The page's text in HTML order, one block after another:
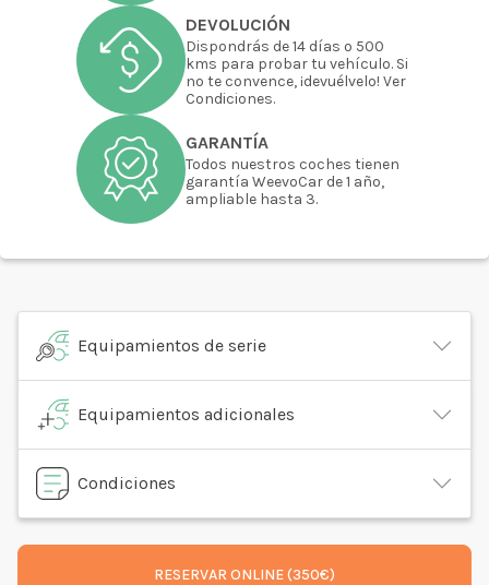
DEVOLUCIÓN
Dispondrás de 14 días o 500
kms para probar tu vehículo. Si
no te convence, ¡devuélvelo! Ver
Condiciones.
GARANTÍA
Todos nuestros coches tienen
garantía WeevoCar de 1 año,
ampliable hasta 3.
Equipamientos de serie
Equipamientos adicionales
Condiciones
RESERVAR ONLINE (350€)